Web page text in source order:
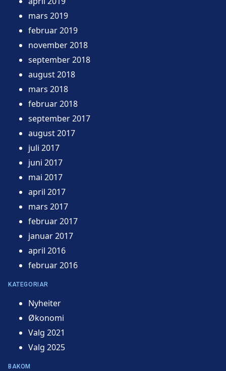
mars 2019
februar 2019
november 2018
september 2018
august 2018
mars 2018
februar 2018
september 2017
august 2017
juli 2017
juni 2017
mai 2017
april 2017
mars 2017
februar 2017
januar 2017
april 2016
februar 2016
KATEGORIAR
Nyheiter
Økonomi
Valg 2021
Valg 2025
BAKOM